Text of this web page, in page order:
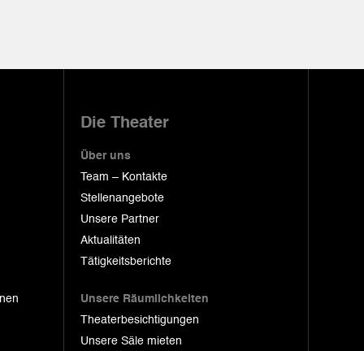
Die Theater
Über uns
Team – Kontakte
Stellenangebote
Unsere Partner
Aktualitäten
Tätigkeitsberichte
Unsere Räumlichkeiten
Theaterbesichtigungen
Unsere Säle mieten